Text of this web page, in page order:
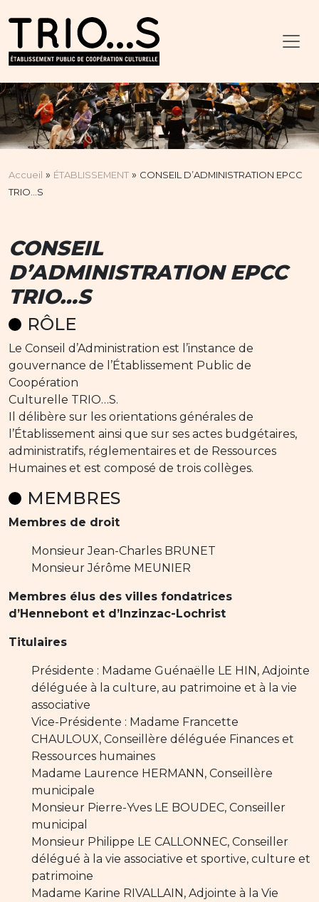
Accueil » ÉTABLISSEMENT » CONSEIL D’ADMINISTRATION EPCC
TRIO…S
CONSEIL
D’ADMINISTRATION EPCC
TRIO…S
RÔLE
Le Conseil d’Administration est l’instance de
gouvernance de l’Établissement Public de
Coopération
Culturelle TRIO…S.
Il délibère sur les orientations générales de
l’Établissement ainsi que sur ses actes budgétaires,
administratifs, réglementaires et de Ressources
Humaines et est composé de trois collèges.
MEMBRES
Membres de droit
Monsieur Jean-Charles BRUNET
Monsieur Jérôme MEUNIER
Membres élus des villes fondatrices
d’Hennebont et d’Inzinzac-Lochrist
Titulaires
Présidente : Madame Guénaëlle LE HIN, Adjointe
déléguée à la culture, au patrimoine et à la vie
associative
Vice-Présidente : Madame Francette
CHAULOUX, Conseillère déléguée Finances et
Ressources humaines
Madame Laurence HERMANN, Conseillère
municipale
Monsieur Pierre-Yves LE BOUDEC, Conseiller
municipal
Monsieur Philippe LE CALLONNEC, Conseiller
délégué à la vie associative et sportive, culture et
patrimoine
Madame Karine RIVALLAIN, Adjointe à la Vie